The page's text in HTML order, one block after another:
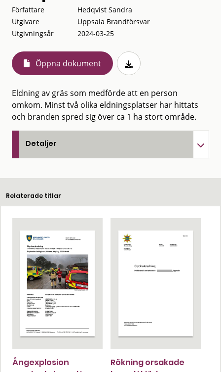
Författare
Hedqvist Sandra
Utgivare
Uppsala Brandförsvar
Utgivningsår
2024-03-25
Öppna dokument
Eldning av gräs som medförde att en person
omkom. Minst två olika eldningsplatser har hittats
och branden spred sig över ca 1 ha stort område.
Detaljer
Relaterade titlar
Ångexplosion
Rökning orsakade